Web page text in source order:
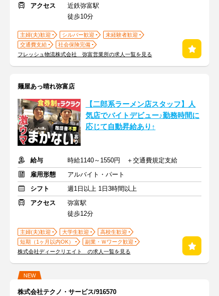
アクセス
近鉄弥富駅
徒歩10分
主婦(夫)歓迎 シルバー歓迎
未経験者歓迎
交通費支給
社会保険完備
フレッシュ物流株式会社 弥富営業所の求人一覧を見る
麺屋あっ晴れ弥富店
【二郎系ラーメン店スタッフ】人
気店でバイトデビュー♪勤務時間に
応じて自動昇給あり↑
給与
時給1140～1550円 ＋交通費規定支給
雇用形態
アルバイト・パート
シフト
週1日以上 1日3時間以上
アクセス
弥富駅
徒歩12分
主婦(夫)歓迎 大学生歓迎
高校生歓迎
短期（1ヶ月以内OK）
副業・Ｗワーク歓迎
株式会社ディークリエイト の求人一覧を見る
NEW
株式会社テクノ・サービス/916570